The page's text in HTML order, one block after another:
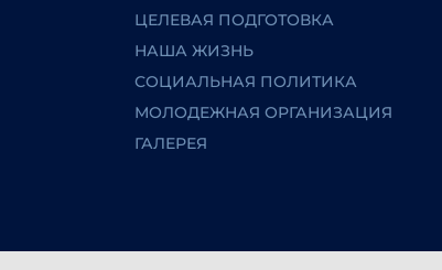
ЦЕЛЕВАЯ ПОДГОТОВКА
НАША ЖИЗНЬ
СОЦИАЛЬНАЯ ПОЛИТИКА
МОЛОДЕЖНАЯ ОРГАНИЗАЦИЯ
ГАЛЕРЕЯ